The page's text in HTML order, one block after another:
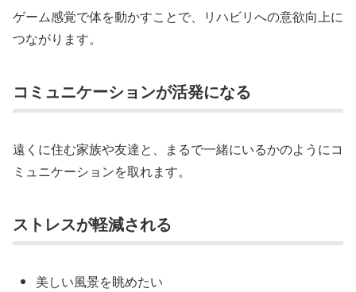
ゲーム感覚で体を動かすことで、リハビリへの意欲向上に
つながります。
コミュニケーションが活発になる
遠くに住む家族や友達と、まるで一緒にいるかのようにコ
ミュニケーションを取れます。
ストレスが軽減される
美しい風景を眺めたい